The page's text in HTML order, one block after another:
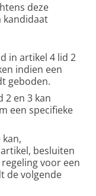
deze
kandidaat
in artikel 4 lid 2
indien een
geboden.
2 en 3 kan
een specifieke
besluiten
voor een
de volgende